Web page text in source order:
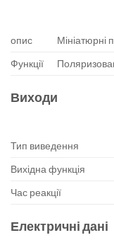
опис
Мініатюрні
Функції
Виходи
Тип виведення
Вихідна функція
Час реакції
Електричні дані